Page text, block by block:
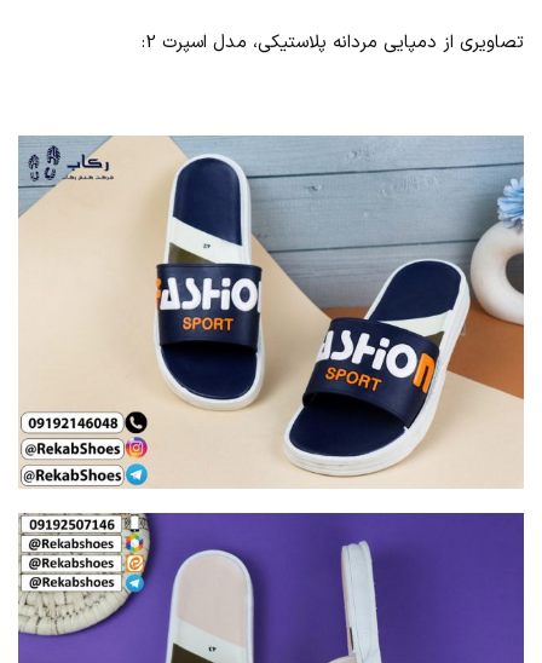
تصاویری از دمپایی مردانه پلاستیکی، مدل اسپرت 2: